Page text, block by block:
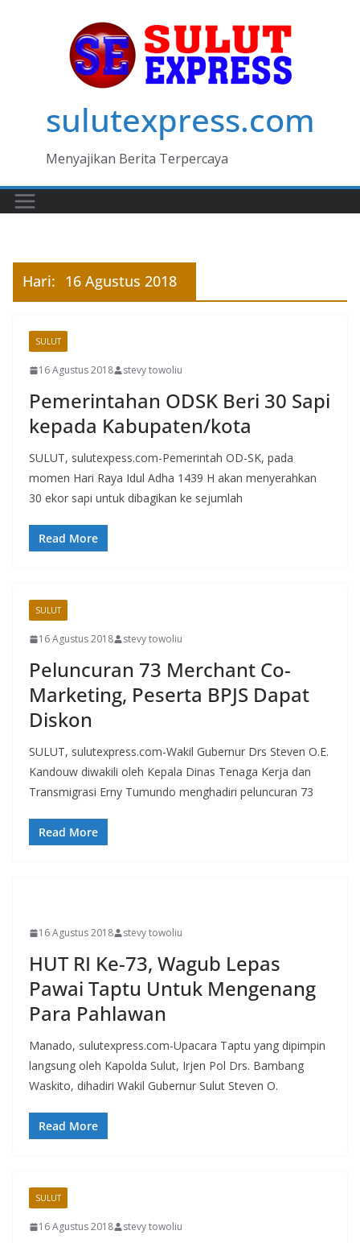
sulutexpress.com
Menyajikan Berita Terpercaya
Hari: 16 Agustus 2018
SULUT
16 Agustus 2018 stevy towoliu
Pemerintahan ODSK Beri 30 Sapi
kepada Kabupaten/kota
SULUT, sulutexpess.com-Pemerintah OD-SK, pada
momen Hari Raya Idul Adha 1439 H akan menyerahkan
30 ekor sapi untuk dibagikan ke sejumlah
Read More
SULUT
16 Agustus 2018 stevy towoliu
Peluncuran 73 Merchant Co-
Marketing, Peserta BPJS Dapat
Diskon
SULUT, sulutexpress.com-Wakil Gubernur Drs Steven O.E.
Kandouw diwakili oleh Kepala Dinas Tenaga Kerja dan
Transmigrasi Erny Tumundo menghadiri peluncuran 73
Read More
16 Agustus 2018 stevy towoliu
HUT RI Ke-73, Wagub Lepas
Pawai Taptu Untuk Mengenang
Para Pahlawan
Manado, sulutexpress.com-Upacara Taptu yang dipimpin
langsung oleh Kapolda Sulut, Irjen Pol Drs. Bambang
Waskito, dihadiri Wakil Gubernur Sulut Steven O.
Read More
SULUT
16 Agustus 2018 stevy towoliu